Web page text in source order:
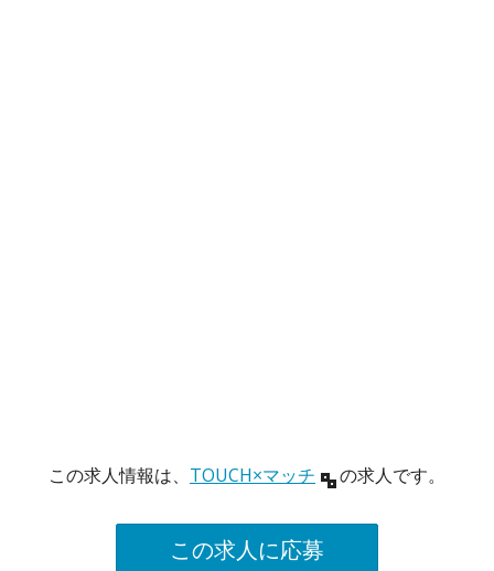
この求人情報は、 TOUCH×マッチ の求人です。
この求人に応募